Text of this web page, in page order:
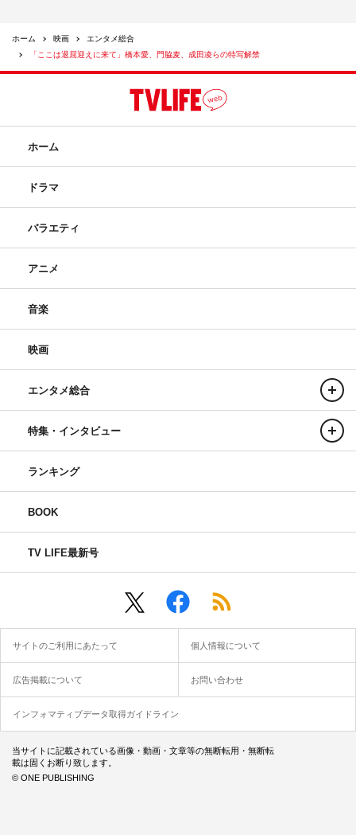
ホーム 映画
エンタメ総合
「ここは退屈迎えに来て」橋本愛、門脇麦、成田凌らの特写解禁
ホーム
ドラマ
バラエティ
アニメ
音楽
映画
エンタメ総合
特集・インタビュー
ランキング
BOOK
TV LIFE最新号
サイトのご利用にあたって 個人情報について
広告掲載について お問い合わせ
インフォマティブデータ取得ガイドライン
当サイトに記載されている画像・動画・文章等の無断転用・無断転
載は固くお断り致します。
© ONE PUBLISHING